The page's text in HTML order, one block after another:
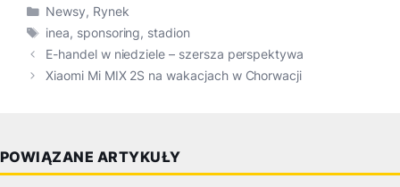
Kategorie
Newsy, Rynek
Tagi
inea, sponsoring, stadion
E-handel w niedziele – szersza perspektywa
Xiaomi Mi MIX 2S na wakacjach w Chorwacji
POWIĄZANE ARTYKUŁY